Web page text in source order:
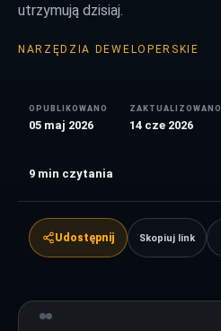
utrzymują dzisiaj.
NARZĘDZIA DEWELOPERSKIE
OPUBLIKOWANO
05 maj 2026
ZAKTUALIZOWANO
14 cze 2026
9 min czytania
Udostępnij Skopiuj link